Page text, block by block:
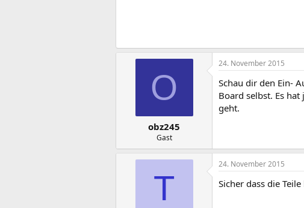
O
obz245
Gast
24. November 2015
Schau dir den Ein-
Board selbst. Es
geht.
T
24. November 2015
Sicher dass die